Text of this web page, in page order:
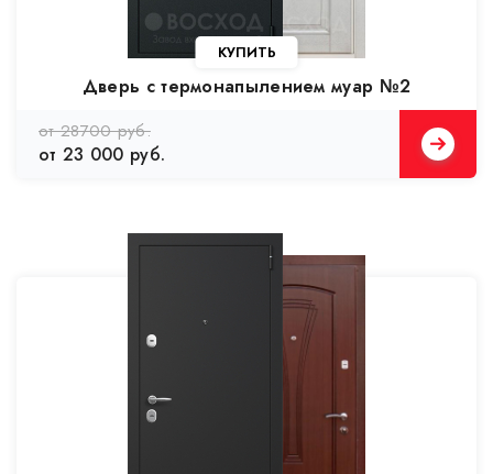
КУПИТЬ
Дверь с термонапылением муар №2
от 28700 руб.
от 23 000 руб.